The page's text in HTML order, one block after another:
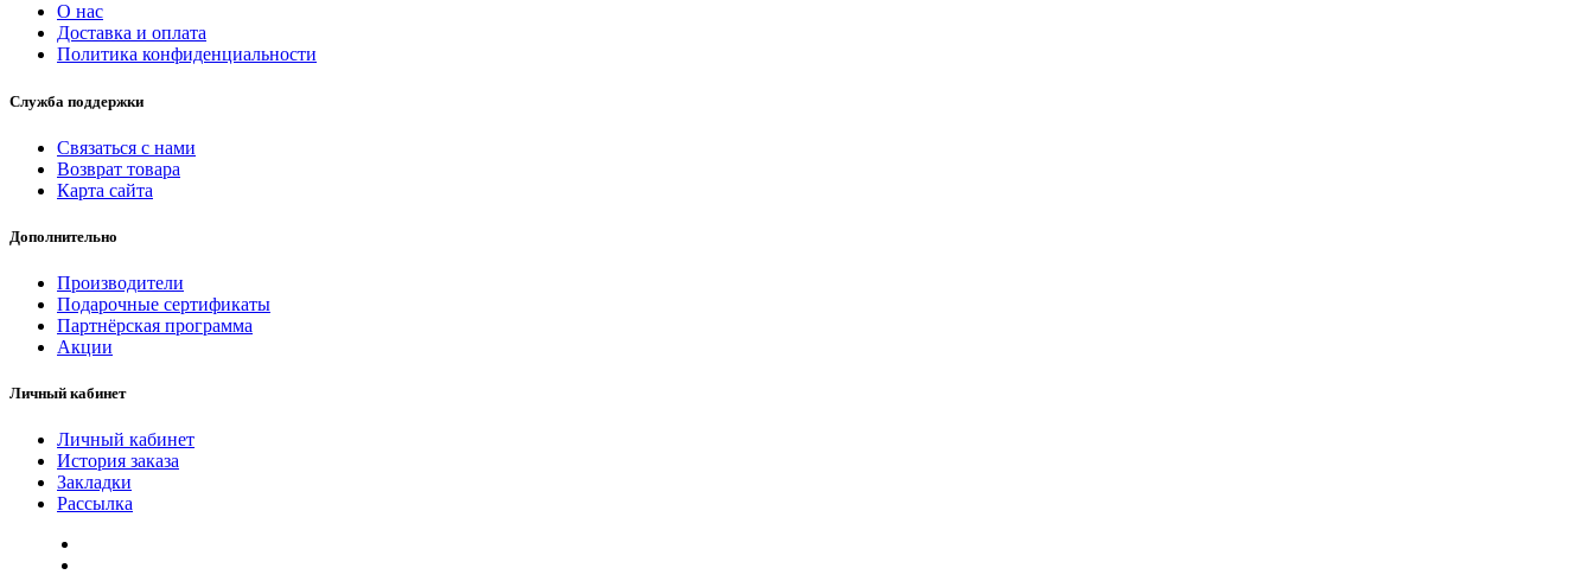
О нас
Доставка и оплата
Политика конфиденциальности
Служба поддержки
Связаться с нами
Возврат товара
Карта сайта
Дополнительно
Производители
Подарочные сертификаты
Партнёрская программа
Акции
Личный кабинет
Личный кабинет
История заказа
Закладки
Рассылка